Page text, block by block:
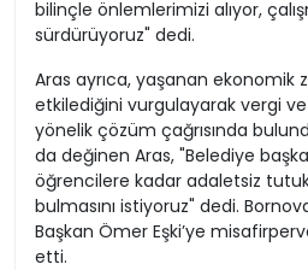
bilinçle önlemlerimizi alıyor,
sürdürüyoruz" dedi.
Aras ayrıca, yaşanan ekonomik
etkilediğini vurgulayarak vergi ve
yönelik çözüm çağrısında
da değinen Aras, "Belediye
öğrencilere kadar adaletsiz
bulmasını istiyoruz" dedi.
Başkan Ömer Eşki’ye
etti.